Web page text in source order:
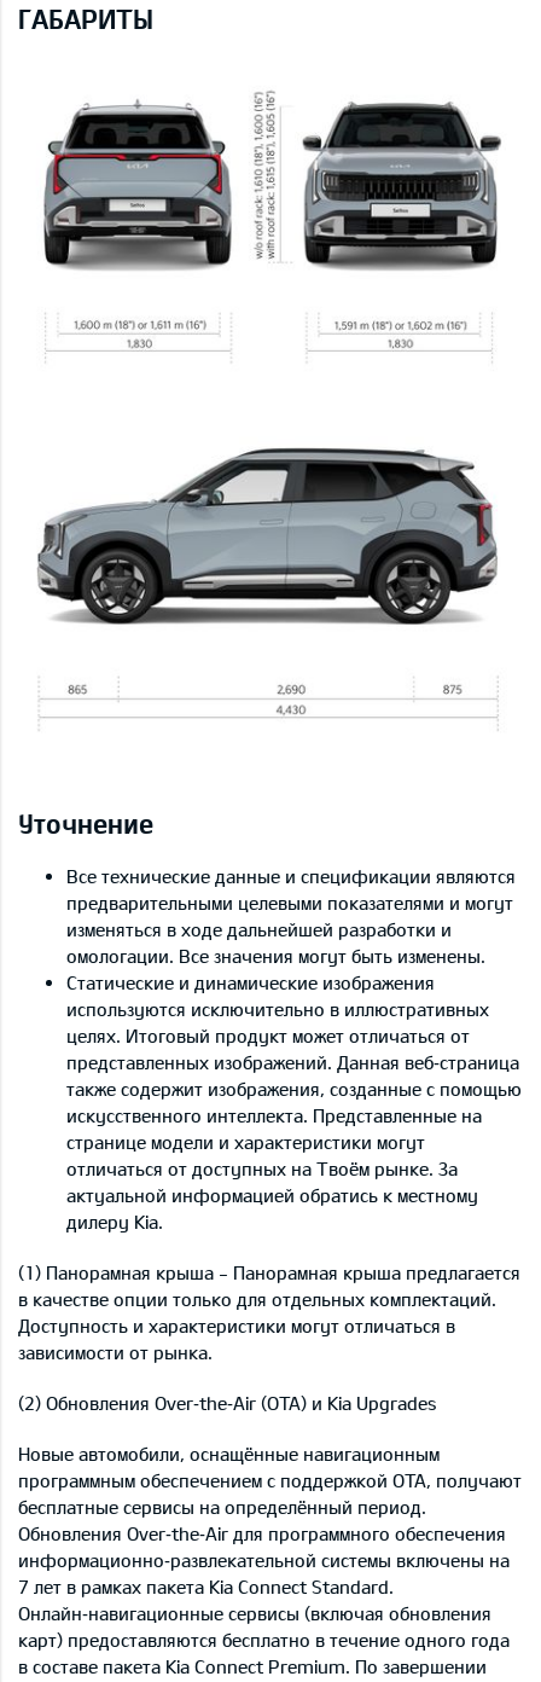
ГАБАРИТЫ
Уточнение
Все технические данные и спецификации являются
предварительными целевыми показателями и могут
изменяться в ходе дальнейшей разработки и
омологации. Все значения могут быть изменены.
Статические и динамические изображения
используются исключительно в иллюстративных
целях. Итоговый продукт может отличаться от
представленных изображений. Данная веб‑страница
также содержит изображения, созданные с помощью
искусственного интеллекта. Представленные на
странице модели и характеристики могут
отличаться от доступных на Твоём рынке. За
актуальной информацией обратись к местному
дилеру Kia.
(1) Панорамная крыша - Панорамная крыша предлагается
в качестве опции только для отдельных комплектаций.
Доступность и характеристики могут отличаться в
зависимости от рынка.
(2) Обновления Over‑the‑Air (OTA) и Kia Upgrades
Новые автомобили, оснащённые навигационным
программным обеспечением с поддержкой OTA, получают
бесплатные сервисы на определённый период.
Обновления Over‑the‑Air для программного обеспечения
информационно‑развлекательной системы включены на
7 лет в рамках пакета Kia Connect Standard.
Онлайн‑навигационные сервисы (включая обновления
карт) предоставляются бесплатно в течение одного года
в составе пакета Kia Connect Premium. По завершении